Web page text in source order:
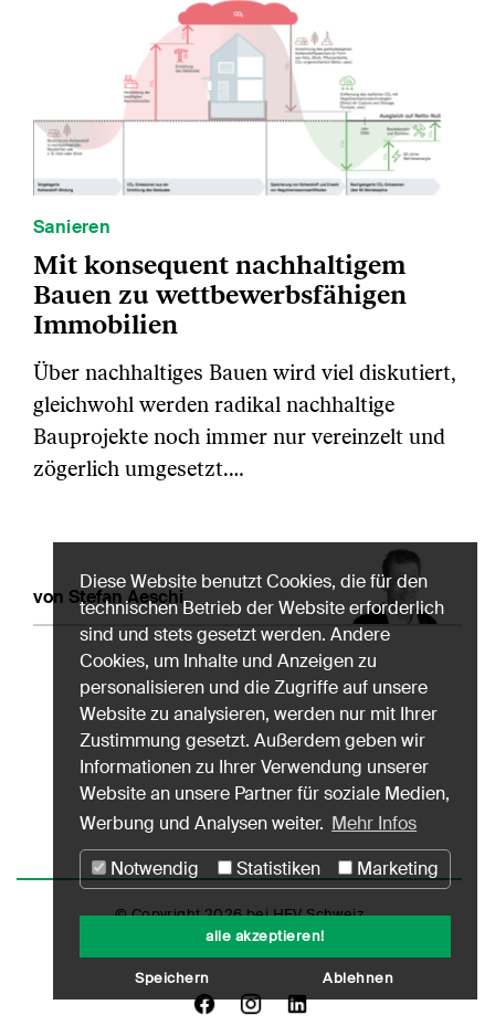
Sanieren
Mit konsequent nachhaltigem
Bauen zu wettbewerbsfähigen
Immobilien
Über nachhaltiges Bauen wird viel diskutiert,
gleichwohl werden radikal nachhaltige
Bauprojekte noch immer nur vereinzelt und
zögerlich umgesetzt.…
von Stefan Aeschi
© Copyright 2026 bei HEV Schweiz
Datenschutz Nutzungshinweise
Diese Website benutzt Cookies, die für den
technischen Betrieb der Website erforderlich
sind und stets gesetzt werden. Andere
Cookies, um Inhalte und Anzeigen zu
personalisieren und die Zugriffe auf unsere
Website zu analysieren, werden nur mit Ihrer
Zustimmung gesetzt. Außerdem geben wir
Informationen zu Ihrer Verwendung unserer
Website an unsere Partner für soziale Medien,
Werbung und Analysen weiter. Mehr Infos
Notwendig
Statistiken Marketing
alle akzeptieren!
Speichern Ablehnen